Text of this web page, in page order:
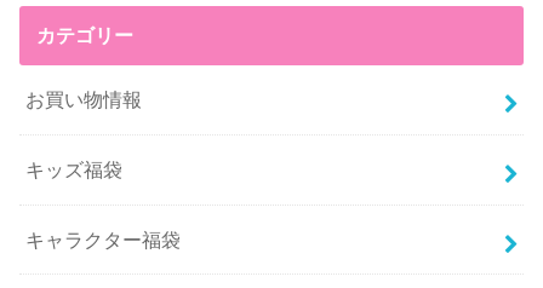
カテゴリー
お買い物情報
キッズ福袋
キャラクター福袋